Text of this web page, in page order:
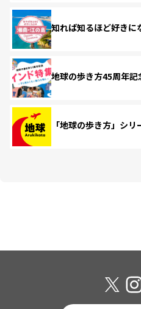
知れば知るほど好きに
地球の歩き方45周年記
「地球の歩き方」シ